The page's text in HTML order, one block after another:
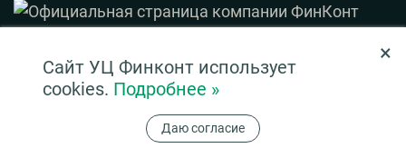
Нашли ошибку? Выделите ее и нажмите Ctrl+Enter
Информация на сайте ни при каких условиях не является публичной офертой,
определяемой положениями ч. 2 ст. 437 ГК РФ
×
Сайт УЦ Финконт использует
cookies. Подробнее »
Даю согласие